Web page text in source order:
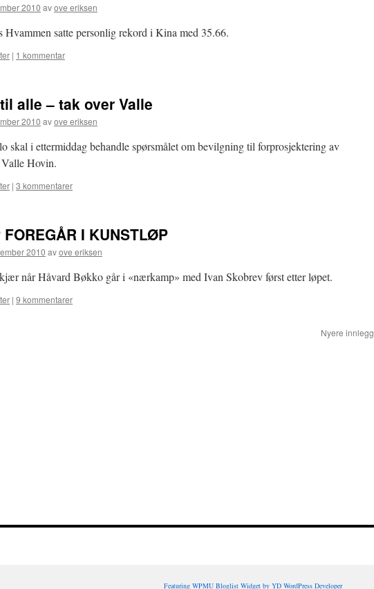
2010 avove eriksen
Hvammen satte personlig rekord i Kina med 35.66.
| 1 kommentar
alle – tak over Valle
2010 avove eriksen
skal i ettermiddag behandle spørsmålet om bevilgning til forprosjektering av
Hovin.
| 3 kommentarer
I KUNSTLØP
2010 avove eriksen
når Håvard Bøkko går i «nærkamp» med Ivan Skobrev først etter løpet.
| 9 kommentarer
Nyere innlegg
Featuring WPMU Bloglist Widget by YD WordPress Developer